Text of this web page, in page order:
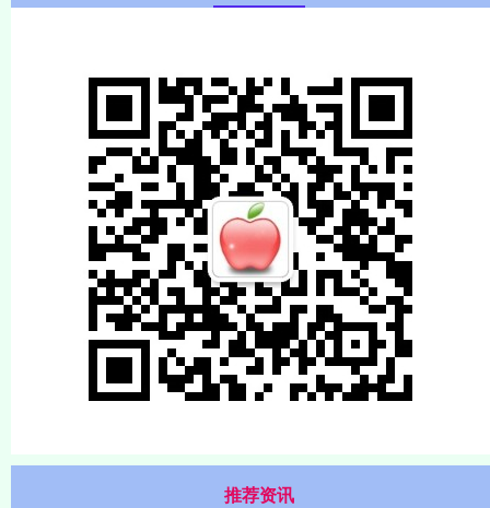
推荐资讯